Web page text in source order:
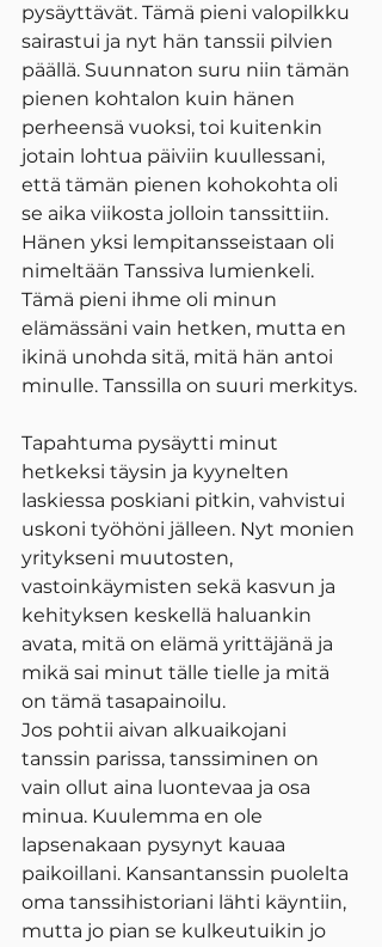
pysäyttävät. Tämä pieni valopilkku
sairastui ja nyt hän tanssii pilvien
päällä. Suunnaton suru niin tämän
pienen kohtalon kuin hänen
perheensä vuoksi, toi kuitenkin
jotain lohtua päiviin kuullessani,
että tämän pienen kohokohta oli
se aika viikosta jolloin tanssittiin.
Hänen yksi lempitansseistaan oli
nimeltään Tanssiva lumienkeli.
Tämä pieni ihme oli minun
elämässäni vain hetken, mutta en
ikinä unohda sitä, mitä hän antoi
minulle. Tanssilla on suuri merkitys.
Tapahtuma pysäytti minut
hetkeksi täysin ja kyynelten
laskiessa poskiani pitkin, vahvistui
uskoni työhöni jälleen. Nyt monien
yritykseni muutosten,
vastoinkäymisten sekä kasvun ja
kehityksen keskellä haluankin
avata, mitä on elämä yrittäjänä ja
mikä sai minut tälle tielle ja mitä
on tämä tasapainoilu.
Jos pohtii aivan alkuaikojani
tanssin parissa, tanssiminen on
vain ollut aina luontevaa ja osa
minua. Kuulemma en ole
lapsenakaan pysynyt kauaa
paikoillani. Kansantanssin puolelta
oma tanssihistoriani lähti käyntiin,
mutta jo pian se kulkeutuikin jo